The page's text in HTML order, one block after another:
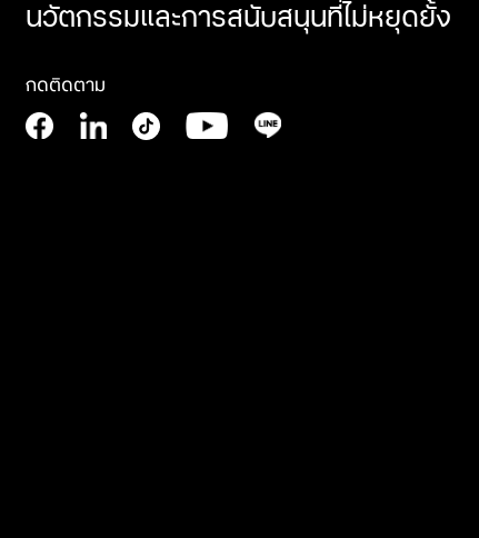
นวัตกรรมและการสนับสนุนที่ไม่หยุดยั้ง
กดติดตาม